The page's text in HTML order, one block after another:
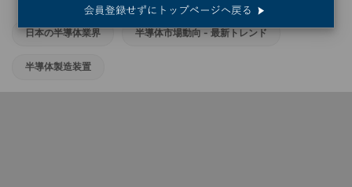
日本の半導体業界 半導体市場動向 - 最新トレンド
半導体製造装置